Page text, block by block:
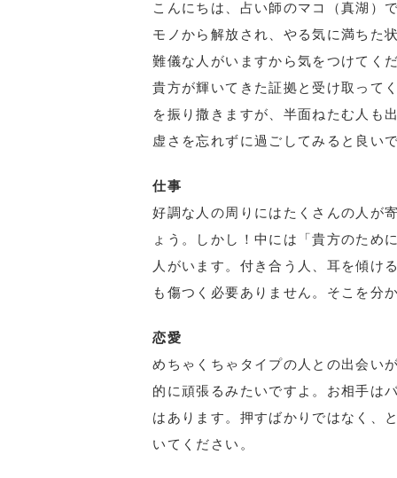
こんにちは、占い師のマコ（真湖）
モノから解放され、やる気に満ちた
難儀な人がいますから気をつけてく
貴方が輝いてきた証拠と受け取って
を振り撒きますが、半面ねたむ人も
虚さを忘れずに過ごしてみると良い
仕事
好調な人の周りにはたくさんの人が
ょう。しかし！中には「貴方のため
人がいます。付き合う人、耳を傾け
も傷つく必要ありません。そこを分
恋愛
めちゃくちゃタイプの人との出会い
的に頑張るみたいですよ。お相手は
はあります。押すばかりではなく、
いてください。